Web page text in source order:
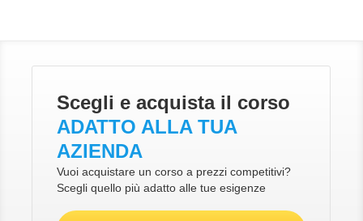
Scegli e acquista il corso
ADATTO ALLA TUA
AZIENDA
Vuoi acquistare un corso a prezzi competitivi?
Scegli quello più adatto alle tue esigenze